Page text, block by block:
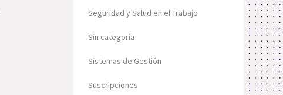
Seguridad y Salud en el Trabajo
Sin categoría
Sistemas de Gestión
Suscripciones